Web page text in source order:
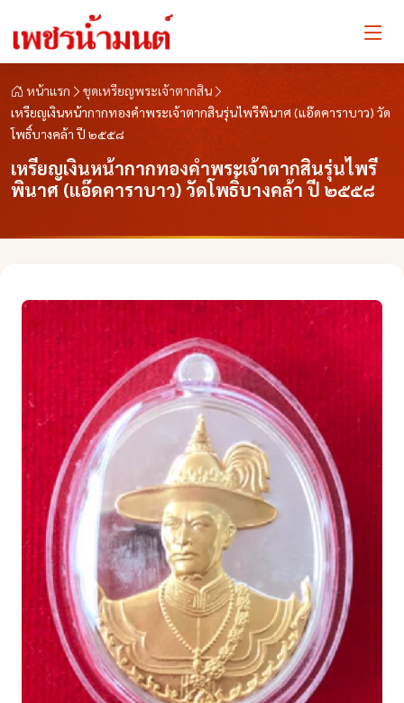
หน้าแรก
ชุดเหรียญพระเจ้าตากสิน
เหรียญเงินหน้ากากทองคำพระเจ้าตากสินรุ่นไพรีพินาศ (แอ๊ดคาราบาว) วัด
โพธิ์บางคล้า ปี ๒๕๕๘
เหรียญเงินหน้ากากทองคำพระเจ้าตากสินรุ่นไพรี
พินาศ (แอ๊ดคาราบาว) วัดโพธิ์บางคล้า ปี ๒๕๕๘